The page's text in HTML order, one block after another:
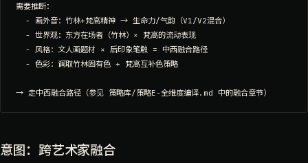
需要推断：
  - 画外音：竹林+梵高精神 → 生命力/气韵（V1/V2混合）
  - 世界观：东方在场者（竹林）× 梵高的流动表现
  - 风格：文人画题材 × 后印象笔触 = 中西融合路径
  - 色彩：调取竹林固有色 + 梵高互补色策略
意图：跨艺术家融合